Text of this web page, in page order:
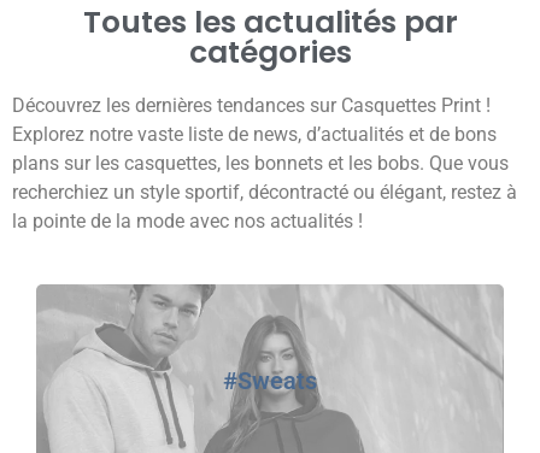
Toutes les actualités par
catégories
Découvrez les dernières tendances sur Casquettes Print !
Explorez notre vaste liste de news, d’actualités et de bons
plans sur les casquettes, les bonnets et les bobs. Que vous
recherchiez un style sportif, décontracté ou élégant, restez à
la pointe de la mode avec nos actualités !
#Sweats